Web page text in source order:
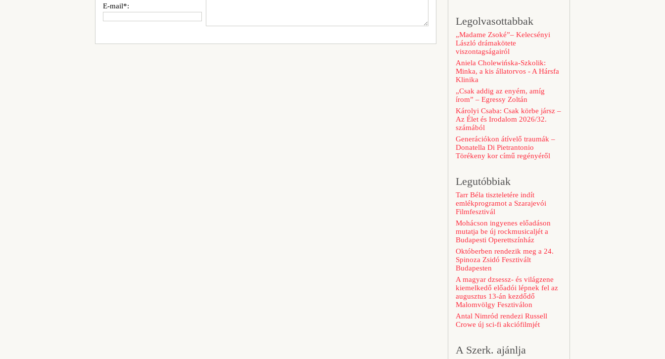
E-mail*:
Legolvasottabbak
„Madame Zsoké”– Kelecsényi
László drámakötete
viszontagságairól
Aniela Cholewińska-Szkolik:
Minka, a kis állatorvos - A Hársfa
Klinika
„Csak addig az enyém, amíg
írom” – Egressy Zoltán
Károlyi Csaba: Csak körbe jársz –
Az Élet és Irodalom 2026/32.
számából
Generációkon átívelő traumák –
Donatella Di Pietrantonio
Törékeny kor című regényéről
Legutóbbiak
Tarr Béla tiszteletére indít
emlékprogramot a Szarajevói
Filmfesztivál
Mohácson ingyenes előadáson
mutatja be új rockmusicaljét a
Budapesti Operettszínház
Októberben rendezik meg a 24.
Spinoza Zsidó Fesztivált
Budapesten
A magyar dzsessz- és világzene
kiemelkedő előadói lépnek fel az
augusztus 13-án kezdődő
Malomvölgy Fesztiválon
Antal Nimród rendezi Russell
Crowe új sci-fi akciófilmjét
A Szerk. ajánlja